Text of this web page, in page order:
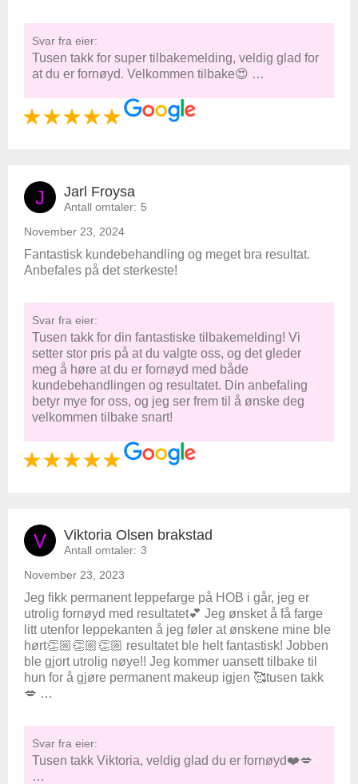
Svar fra eier:
Tusen takk for super tilbakemelding, veldig glad for
at du er fornøyd. Velkommen tilbake😍 …
J Jarl Froysa
Antall omtaler: 5
November 23, 2024
Fantastisk kundebehandling og meget bra resultat.
Anbefales på det sterkeste!
Svar fra eier:
Tusen takk for din fantastiske tilbakemelding! Vi
setter stor pris på at du valgte oss, og det gleder
meg å høre at du er fornøyd med både
kundebehandlingen og resultatet. Din anbefaling
betyr mye for oss, og jeg ser frem til å ønske deg
velkommen tilbake snart!
V Viktoria Olsen brakstad
Antall omtaler: 3
November 23, 2023
Jeg fikk permanent leppefarge på HOB i går, jeg er
utrolig fornøyd med resultatet💕 Jeg ønsket å få farge
litt utenfor leppekanten å jeg føler at ønskene mine ble
hørt👏🏼👏🏼👏🏼 resultatet ble helt fantastisk! Jobben
ble gjort utrolig nøye!! Jeg kommer uansett tilbake til
hun for å gjøre permanent makeup igjen 🥰tusen takk
💋 …
Svar fra eier:
Tusen takk Viktoria, veldig glad du er fornøyd❤️💋
…